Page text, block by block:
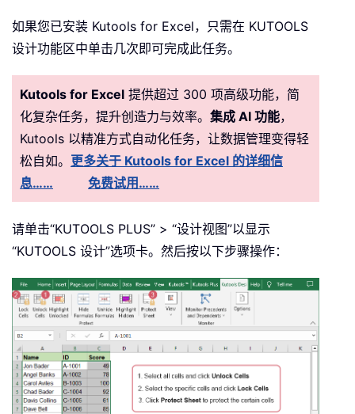
如果您已安装 Kutools for Excel，只需在 KUTOOLS
设计功能区中单击几次即可完成此任务。
Kutools for Excel 提供超过 300 项高级功能，简
化复杂任务，提升创造力与效率。 集成 AI 功能，
Kutools 以精准方式自动化任务，让数据管理变得轻
松自如。 更多关于 Kutools for Excel 的详细信
息……
免费试用……
请单击“KUTOOLS PLUS” > “设计视图”以显示
“KUTOOLS 设计”选项卡。然后按以下步骤操作：